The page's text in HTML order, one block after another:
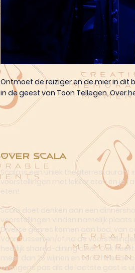
Ontmoet de reiziger en de mier in dit
in de geest van Toon Tellegen. Over
Over Scala
Scala is een uniek theaterrestaurant
voorstellingen met lekker eten én je
Scala doet denken aan een
voorstellingen vinden namelijk
Diverse genres komen aan bod, van
Voor, tussen en/of na de
heerlijk shared-dining diner. Ook
meer dan 25 wijnen en verschillende
overigens pas als de laatste gast is